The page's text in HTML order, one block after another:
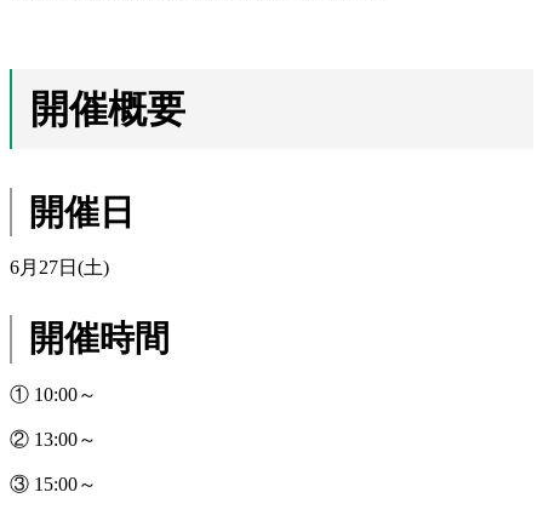
開催概要
開催日
6月27日(土)
開催時間
① 10:00～
② 13:00～
③ 15:00～